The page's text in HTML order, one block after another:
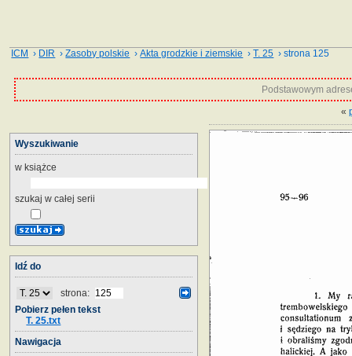
ICM › DIR ›Zasoby polskie ›Akta grodzkie i ziemskie ›T. 25 › strona 125
Podstawowym
«
Wyszukiwanie
w książce
szukaj w całej serii
Idź do
strona:
Pobierz pełen tekst
T. 25.txt
Nawigacja